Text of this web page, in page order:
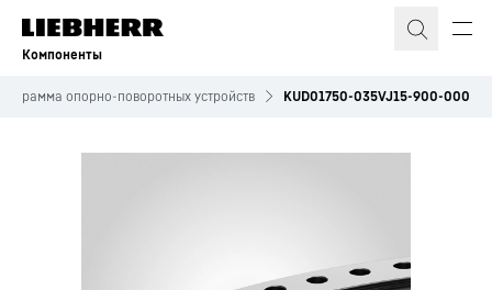
Компоненты
опорно-поворотных устройств KUD01750-035VJ15-900-000